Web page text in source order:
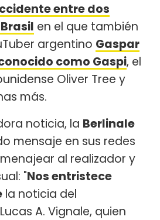
entre dos
en el que también
argentino Gaspar
como Gaspi, el
Oliver Tree y
más.
noticia, la Berlinale
mensaje en sus redes
al realizador y
"Nos entristece
la noticia del
A. Vignale, quien